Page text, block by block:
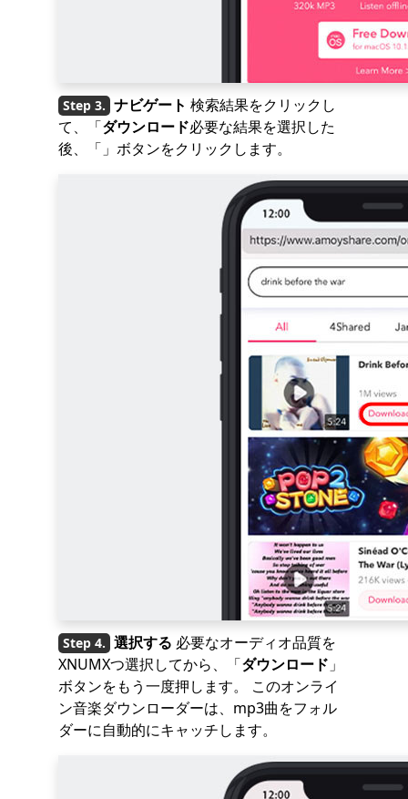
ナビゲート 検索結果をクリックし
て、「ダウンロード必要な結果を選択した
後、「」ボタンをクリックします。
選択する 必要なオーディオ品質を
XNUMXつ選択してから、「ダウンロード 」
ボタンをもう一度押します。 このオンライ
ン音楽ダウンローダーは、mp3曲をフォル
ダーに自動的にキャッチします。